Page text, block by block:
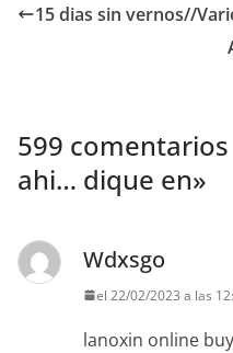
15 dias sin vernos//
599 comentarios
ahi… dique en»
Wdxsgo
el 22/02/2023 a las
lanoxin online buy